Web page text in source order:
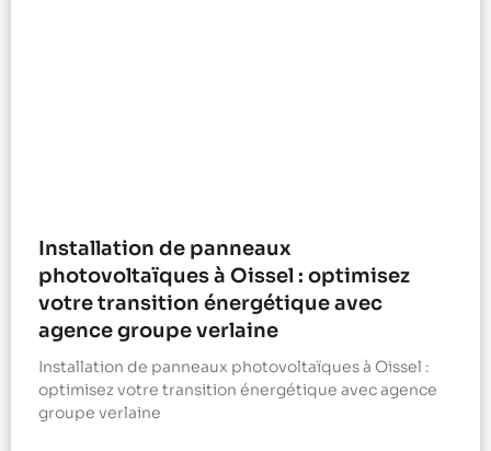
Installation de panneaux
photovoltaïques à Oissel : optimisez
votre transition énergétique avec
agence groupe verlaine
Installation de panneaux photovoltaïques à Oissel :
optimisez votre transition énergétique avec agence
groupe verlaine